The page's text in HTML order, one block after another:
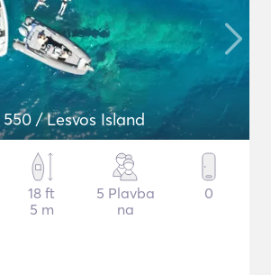
/ Lesvos Island
18 ft
5 m
5 Plavba
na
0